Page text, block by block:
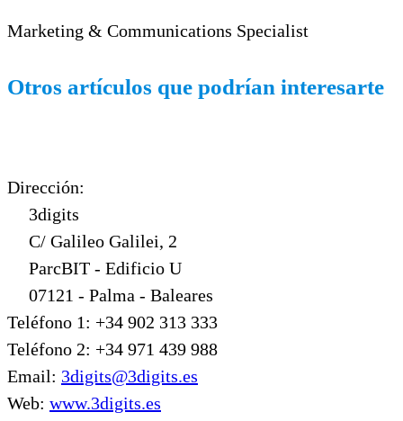
Marketing & Communications Specialist
Otros artículos que podrían interesarte
Dirección:
3digits
C/ Galileo Galilei, 2
ParcBIT - Edificio U
07121 - Palma - Baleares
Teléfono 1: +34 902 313 333
Teléfono 2: +34 971 439 988
Email: 3digits@3digits.es
Web: www.3digits.es